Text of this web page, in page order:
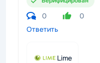
0 0
Ответить
Lime